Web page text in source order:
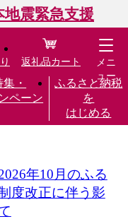
地震緊急支援
集・
ペーン
ふるさと納税
を
はじめる
返礼品カート
メニ
ュー
年10月のふる
度改正に伴う影